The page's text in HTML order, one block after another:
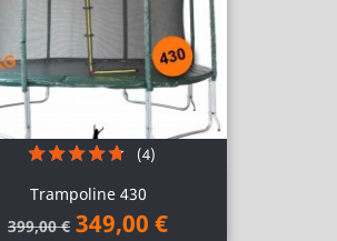
Trampoline 430
399,00 € 349,00 €
(4)